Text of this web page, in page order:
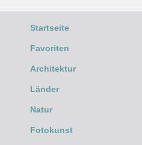
Startseite
Favoriten
Architektur
Länder
Natur
Fotokunst